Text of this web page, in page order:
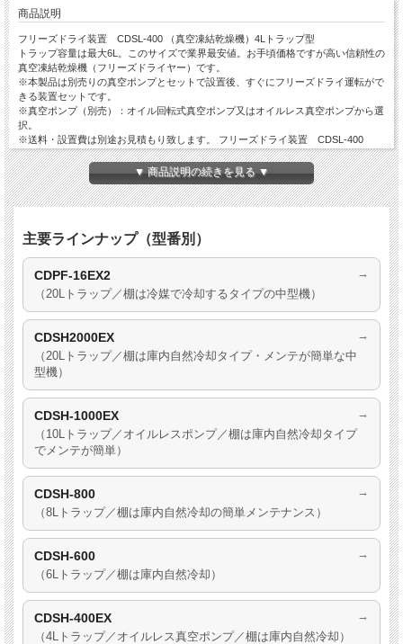
商品説明
フリーズドライ装置 CDSL-400 （真空凍結乾燥機）4Lトラップ型
トラップ容量は最大6L。このサイズで業界最安値。お手頃価格ですが高い信頼性の
真空凍結乾燥機（フリーズドライヤー）です。
※本製品は別売りの真空ポンプとセットで設置後、すぐにフリーズドライ運転がで
きる装置セットです。
※真空ポンプ（別売）：オイル回転式真空ポンプ又はオイルレス真空ポンプから選
択。
※送料・設置費は別途お見積もり致します。 フリーズドライ装置 CDSL-400
（真空凍結乾燥機）小型 ４Lトラップ型
詳しくはお問い合わせください。
ポンプ：Oil Vacuum Pump (オプション：ノンオイルタイプ)
トラップ容量：4L（max 6L） 電源： 単相200V
▼ 商品説明の続きを見る ▼
主要ラインナップ（型番別）
CDPF-16EX2
（20Lトラップ／棚は冷媒で冷却するタイプの中型機）
→
CDSH2000EX
（20Lトラップ／棚は庫内自然冷却タイプ・メンテが簡単な中
型機）
→
CDSH-1000EX
（10Lトラップ／オイルレスポンプ／棚は庫内自然冷却タイプ
でメンテが簡単）
→
CDSH-800
（8Lトラップ／棚は庫内自然冷却の簡単メンテナンス）
→
CDSH-600
（6Lトラップ／棚は庫内自然冷却）
→
CDSH-400EX
（4Lトラップ／オイルレス真空ポンプ／棚は庫内自然冷却）
→